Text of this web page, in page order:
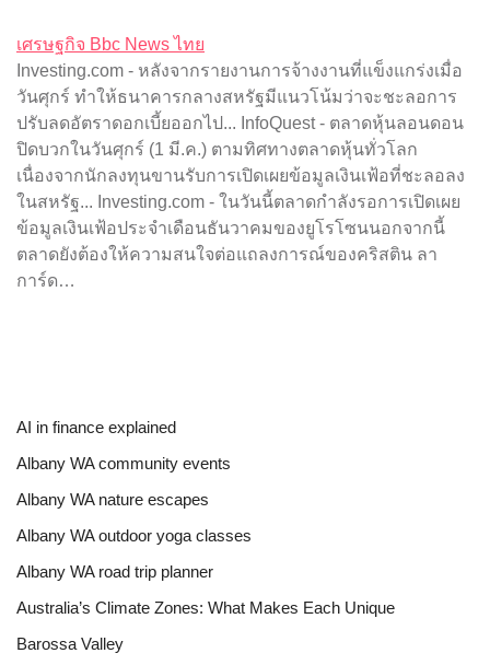
เศรษฐกิจ Bbc News ไทย
Investing.com - หลังจากรายงานการจ้างงานที่แข็งแกร่งเมื่อ
วันศุกร์ ทำให้ธนาคารกลางสหรัฐมีแนวโน้มว่าจะชะลอการ
ปรับลดอัตราดอกเบี้ยออกไป... InfoQuest - ตลาดหุ้นลอนดอน
ปิดบวกในวันศุกร์ (1 มี.ค.) ตามทิศทางตลาดหุ้นทั่วโลก
เนื่องจากนักลงทุนขานรับการเปิดเผยข้อมูลเงินเฟ้อที่ชะลอลง
ในสหรัฐ... Investing.com - ในวันนี้ตลาดกำลังรอการเปิดเผย
ข้อมูลเงินเฟ้อประจำเดือนธันวาคมของยูโรโซนนอกจากนี้
ตลาดยังต้องให้ความสนใจต่อแถลงการณ์ของคริสติน ลา
การ์ด…
AI in finance explained
Albany WA community events
Albany WA nature escapes
Albany WA outdoor yoga classes
Albany WA road trip planner
Australia’s Climate Zones: What Makes Each Unique
Barossa Valley